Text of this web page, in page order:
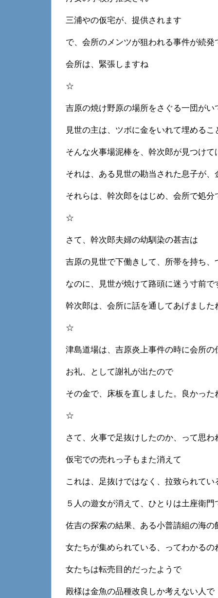
三浦やの仮宅が、提供されます
で、会所のメンツが狙われる事件が続発
会所は、緊張しますね
☆
吉原の焼け野原の場所をさぐる一団がい
見世の主は、ツボに金をいれて埋めるこ
そんな火事場泥棒を、幹次郎が見つけて
それは、ある見世の勘当された息子が
それらは、幹次郎をはじめ、会所で処分
☆
さて、幹次郎夫婦の幼馴染の甚吉は
吉原の見世で下働きして、所帯を持ち、
なのに、見世が焼けて路頭に迷う寸前で
幹次郎は、会所に話を通してあげました
☆
津島道場は、吉原炎上事件の時に会所の
お礼、として謝礼が出たので
その金で、床板を直しました。良かった
☆
さて、火事で足抜けしたのか、って思
仮宅での売れっ子もまた消えて
これは、足抜けではなく、拉致られて
５人の遊女が消えて、ひとりは土座衛門
佐吉の探索の結果、ある小普請組の海の
女たちが集められている、ってわかるの
女たちは転売目的だったようで
殿様は金魚の品種改良しか考えない人で